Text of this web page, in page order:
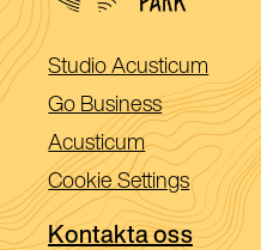
Studio Acusticum
i
ett
nytt
Go Business(Öppnas
i
ett
nytt
fönster)
Acusticum(Öppnas
i
ett
nytt
Cookie Settings
Kontakta oss